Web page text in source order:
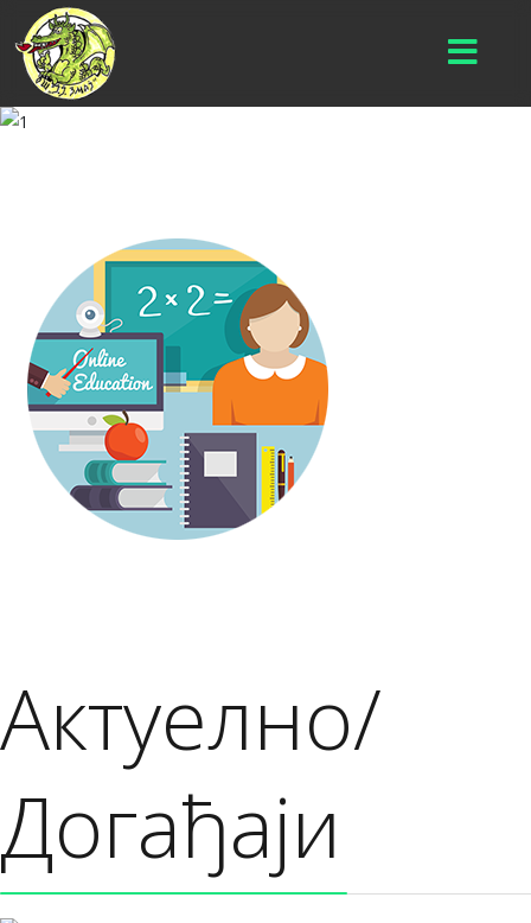
Актуелно/
Догађаји